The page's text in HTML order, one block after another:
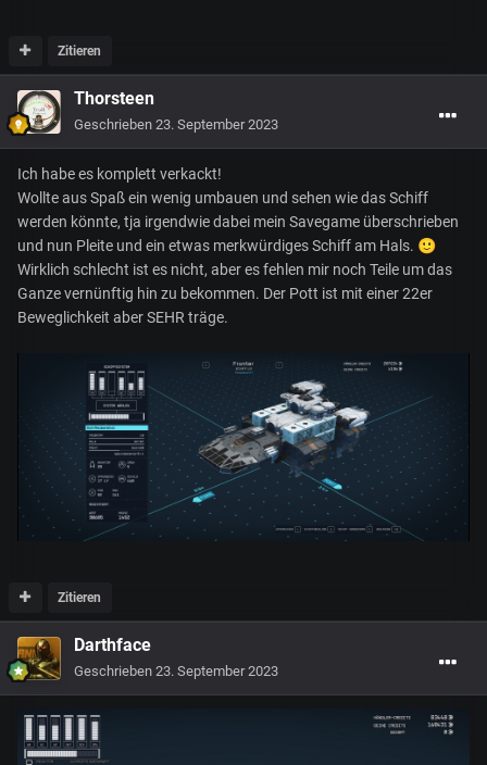
Zitieren
Thorsteen
Geschrieben 23. September 2023
Ich habe es komplett verkackt!
Wollte aus Spaß ein wenig umbauen und sehen wie das Schiff
werden könnte, tja irgendwie dabei mein Savegame überschrieben
und nun Pleite und ein etwas merkwürdiges Schiff am Hals. 🙂
Wirklich schlecht ist es nicht, aber es fehlen mir noch Teile um das
Ganze vernünftig hin zu bekommen. Der Pott ist mit einer 22er
Beweglichkeit aber SEHR träge.
Zitieren
Darthface
Geschrieben 23. September 2023